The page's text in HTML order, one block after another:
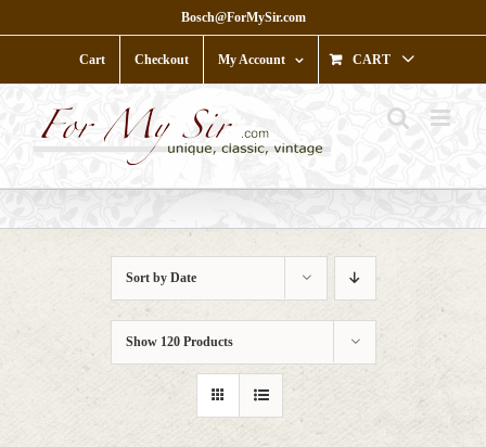
to
Bosch@ForMySir.com
Cart Checkout My Account CART
Sort by Date
Show 120 Products